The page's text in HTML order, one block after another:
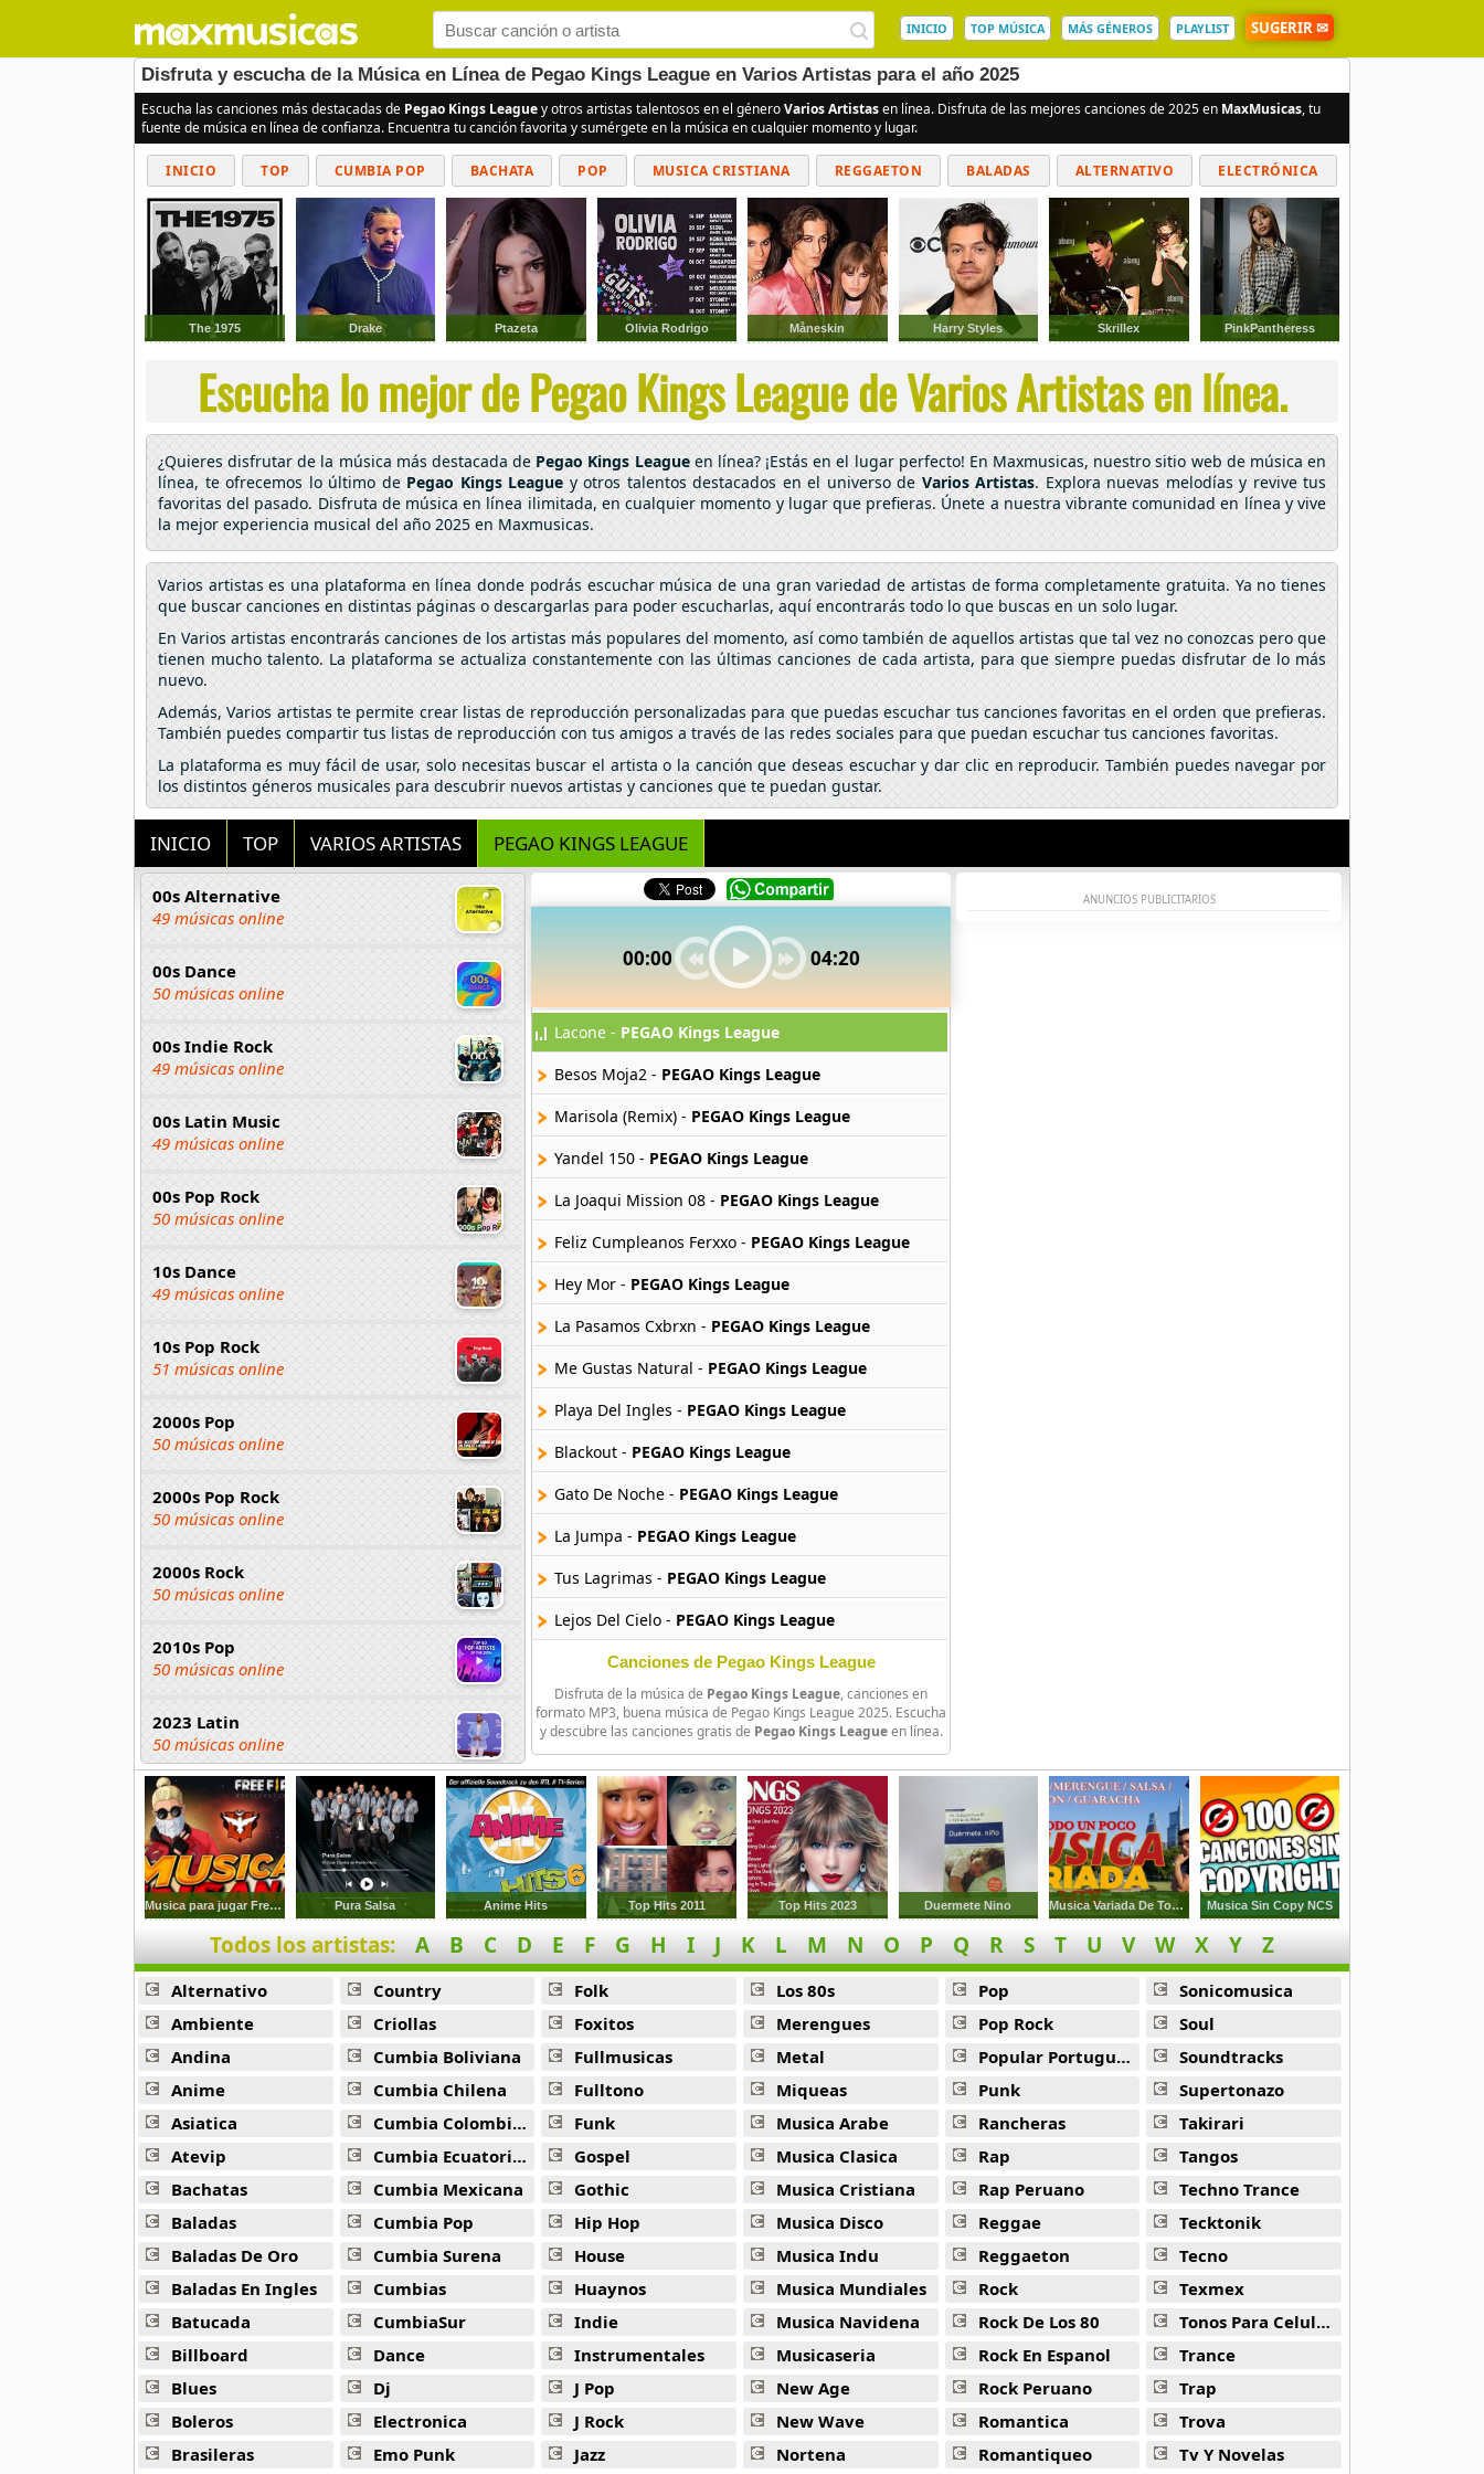
INICIO TOP MÚSICA MÁS GÉNEROS PLAYLIST SUGERIR ✉
Disfruta y escucha de la Música en Línea de Pegao Kings League en Varios Artistas para el año 2025
Escucha las canciones más destacadas de Pegao Kings Leaguey otros artistas talentosos en el géneroVarios Artistasen línea. Disfruta de las mejores canciones de 2025 en MaxMusicas, tu
fuente de música en línea de confianza. Encuentra tu canción favorita y sumérgete en la música en cualquier momento y lugar.
INICIO TOP CUMBIA POP BACHATA POP MUSICA CRISTIANA REGGAETON BALADAS ALTERNATIVO ELECTRÓNICA
CUMBIAS
The 1975 Drake Ptazeta Olivia Rodrigo Måneskin Harry Styles Skrillex PinkPantheress
Escucha lo mejor de Pegao Kings League de Varios Artistas en línea.
¿Quieres disfrutar de la música más destacada de Pegao Kings Leagueen línea? ¡Estás en el lugar perfecto! En Maxmusicas, nuestro sitio web de música en
línea, te ofrecemos lo último de Pegao Kings League y otros talentos destacados en el universo de Varios Artistas. Explora nuevas melodías y revive tus
favoritas del pasado. Disfruta de música en línea ilimitada, en cualquier momento y lugar que prefieras. Únete a nuestra vibrante comunidad en línea y vive
la mejor experiencia musical del año 2025 en Maxmusicas.
Varios artistas es una plataforma en línea donde podrás escuchar música de una gran variedad de artistas de forma completamente gratuita. Ya no tienes
que buscar canciones en distintas páginas o descargarlas para poder escucharlas, aquí encontrarás todo lo que buscas en un solo lugar.
En Varios artistas encontrarás canciones de los artistas más populares del momento, así como también de aquellos artistas que tal vez no conozcas pero que
tienen mucho talento. La plataforma se actualiza constantemente con las últimas canciones de cada artista, para que siempre puedas disfrutar de lo más
nuevo.
Además, Varios artistas te permite crear listas de reproducción personalizadas para que puedas escuchar tus canciones favoritas en el orden que prefieras.
También puedes compartir tus listas de reproducción con tus amigos a través de las redes sociales para que puedan escuchar tus canciones favoritas.
La plataforma es muy fácil de usar, solo necesitas buscar el artista o la canción que deseas escuchar y dar clic en reproducir. También puedes navegar por
los distintos géneros musicales para descubrir nuevos artistas y canciones que te puedan gustar.
INICIO TOP VARIOS ARTISTAS PEGAO KINGS LEAGUE
00s Alternative
49 músicas online
00s Dance
50 músicas online
00s Indie Rock
49 músicas online
00s Latin Music
49 músicas online
00s Pop Rock
50 músicas online
10s Dance
49 músicas online
10s Pop Rock
51 músicas online
2000s Pop
50 músicas online
2000s Pop Rock
50 músicas online
2000s Rock
50 músicas online
2010s Pop
50 músicas online
2023 Latin
50 músicas online
2023 Pop
80 músicas online
2023 Rock
59 músicas online
80s Acoustic Hits
37 músicas online
80s Ballads
48 músicas online
80s Pop Rock
50 músicas online
90s Acoustic Hits
39 músicas online
90s Latin Music
50 músicas online
90s Party Hits
58 músicas online
90s Pop Rock
50 músicas online
00:00 04:20
Lacone - PEGAO Kings League
Besos Moja2 - PEGAO Kings League
Marisola (Remix) - PEGAO Kings League
Yandel 150 - PEGAO Kings League
La Joaqui Mission 08 - PEGAO Kings League
Feliz Cumpleanos Ferxxo - PEGAO Kings League
Hey Mor - PEGAO Kings League
La Pasamos Cxbrxn - PEGAO Kings League
Me Gustas Natural - PEGAO Kings League
Playa Del Ingles - PEGAO Kings League
Blackout - PEGAO Kings League
Gato De Noche - PEGAO Kings League
La Jumpa - PEGAO Kings League
Tus Lagrimas - PEGAO Kings League
Lejos Del Cielo - PEGAO Kings League
Luces De Neon -PEGAO Kings League
Mercho (Ft Nico Valdi) -PEGAO Kings League
PEGAO Kings League
Chorrito Pa Las Animas - PEGAO Kings League
Lisboa -PEGAO Kings League
Ron Cola -PEGAO Kings League
Pa Quererte -PEGAO Kings League
Fuego Forestal -
PEGAO Kings League
Dominicana -
PEGAO Kings League
Que Prefieres -
PEGAO Kings League
Wanda -
PEGAO Kings League
Como Has Estau -
PEGAO Kings League
La Maquina -
PEGAO Kings League
No Me Digas Nada -
PEGAO Kings League
Pantera -
PEGAO Kings League
Dame -PEGAO Kings League
Muchoperro -
PEGAO Kings League
Canciones de Pegao Kings League
Disfruta de la música de Pegao Kings League, canciones en
formato MP3, buena música de Pegao Kings League 2025. Escucha
y descubre las canciones gratis de Pegao Kings Leagueen línea.
ANUNCIOS PUBLICITARIOS
Musica para jugar Free Fire Pura Salsa Anime Hits Top Hits 2011 Top Hits 2023 Duermete Nino Musica Variada De Todo Un Poco Musica Sin Copy NCS
Todos los artistas: A B C D E F G H I J K L M N O P Q R S T U V W X Y Z
Alternativo
Ambiente
Andina
Anime
Asiatica
Atevip
Bachatas
Baladas
Baladas De Oro
Baladas En Ingles
Batucada
Billboard
Blues
Boleros
Brasileras
Country
Criollas
Cumbia Boliviana
Cumbia Chilena
Cumbia Colombiana
Cumbia Ecuatoriana
Cumbia Mexicana
Cumbia Pop
Cumbia Surena
Cumbias
CumbiaSur
Dance
Dj
Electronica
Emo Punk
Folk
Foxitos
Fullmusicas
Fulltono
Funk
Gospel
Gothic
Hip Hop
House
Huaynos
Indie
Instrumentales
J Pop
J Rock
Jazz
Los 80s
Merengues
Metal
Miqueas
Musica Arabe
Musica Clasica
Musica Cristiana
Musica Disco
Musica Indu
Musica Mundiales
Musica Navidena
Musicaseria
New Age
New Wave
Nortena
Pop
Pop Rock
Popular Portuguesa
Punk
Rancheras
Rap
Rap Peruano
Reggae
Reggaeton
Rock
Rock De Los 80
Rock En Espanol
Rock Peruano
Romantica
Romantiqueo
Sonicomusica
Soul
Soundtracks
Supertonazo
Takirari
Tangos
Techno Trance
Tecktonik
Tecno
Texmex
Tonos Para Celulares
Trance
Trap
Trova
Tv Y Novelas